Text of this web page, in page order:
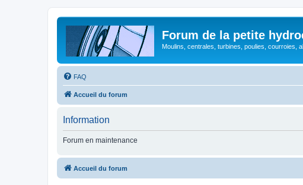
Forum de la petite
Moulins, centrales, turbines, poulies, courroies,
FAQ
Accueil du forum
Information
Forum en maintenance
Accueil du forum